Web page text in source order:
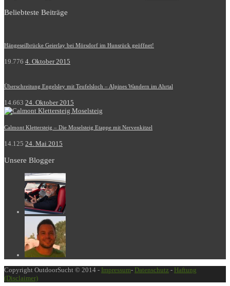
Beliebteste Beiträge
Hängeseilbrücke Geierlay bei Mörsdorf im Hunsrück geöffnet!
19.776 4. Oktober 2015
Überschreitung Engelsley mit Teufelsloch – Alpines Wandern im Ahrtal
14.663 24. Oktober 2015
Calmont Klettersteig – Die Moselsteig Etappe mit Nervenkitzel
14.125 24. Mai 2015
Unsere Blogger
Copyright OutdoorSucht © 2014 - Impressum- Datenschutz - Haftung
(Disclaimer)